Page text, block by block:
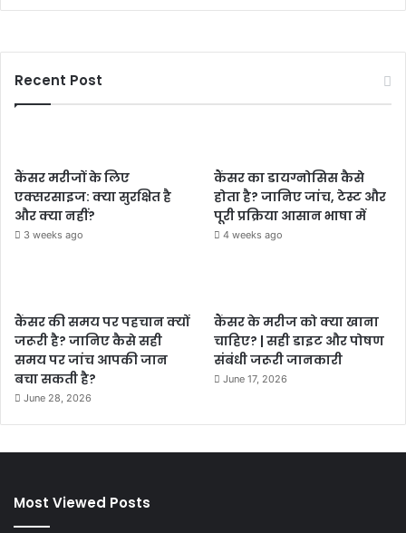
Recent Post
कैंसर मरीजों के लिए
एक्सरसाइज: क्या सुरक्षित है
और क्या नहीं?
3 weeks ago
कैंसर का डायग्नोसिस कैसे
होता है? जानिए जांच, टेस्ट और
पूरी प्रक्रिया आसान भाषा में
4 weeks ago
कैंसर की समय पर पहचान क्यों
जरूरी है? जानिए कैसे सही
समय पर जांच आपकी जान
बचा सकती है?
June 28, 2026
कैंसर के मरीज को क्या खाना
चाहिए? | सही डाइट और पोषण
संबंधी जरूरी जानकारी
June 17, 2026
Most Viewed Posts